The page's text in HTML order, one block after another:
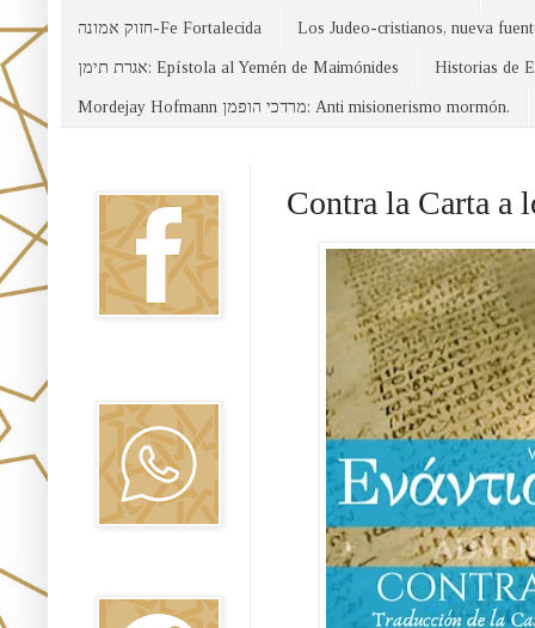
חזוק אמונה-Fe Fortalecida Los Judeo-cristianos, nueva
אגרת תימן: Epístola al Yemén de Maimónides Historias de
Mordejay Hofmann מרדכי הופמן: Anti misionerismo mormón.
Contra la Carta a